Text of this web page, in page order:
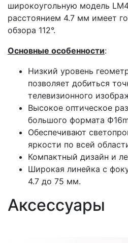
широкоугольную модель
расстоянием 4.7 мм имеет
обзора 112°.
Основные особенности:
Низкий уровень
позволяет добиться
телевизионного
Высокое оптическое
большого формата
Обеспечивают
яркости по всей
Компактный дизайн и
Широкая линейка с
4.7 до 75 мм.
Аксессуары